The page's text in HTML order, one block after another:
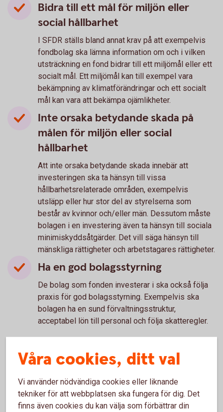
Bidra till ett mål för miljön eller
social hållbarhet
I SFDR ställs bland annat krav på att exempelvis
fondbolag ska lämna information om och i vilken
utsträckning en fond bidrar till ett miljömål eller ett
socialt mål. Ett miljömål kan till exempel vara
bekämpning av klimatförändringar och ett socialt
mål kan vara att bekämpa ojämlikheter.
Inte orsaka betydande skada på
målen för miljön eller social
hållbarhet
Att inte orsaka betydande skada innebär att
investeringen ska ta hänsyn till vissa
hållbarhetsrelaterade områden, exempelvis
utsläpp eller hur stor del av styrelserna som
består av kvinnor och/eller män. Dessutom måste
bolagen i en investering även ta hänsyn till sociala
minimiskyddsåtgärder. Det vill säga hänsyn till
mänskliga rättigheter och arbetstagares rättigheter.
Ha en god bolagsstyrning
De bolag som fonden investerar i ska också följa
praxis för god bolagsstyrning. Exempelvis ska
bolagen ha en sund förvaltningsstruktur,
acceptabel lön till personal och följa skatteregler.
Vad värnar du om?
En fond kan välja bort sådant som har negativ
påverkan exempelvis miljö och social hållbarhet. Du
Våra cookies, ditt val
Vi använder nödvändiga cookies eller liknande
tekniker för att webbplatsen ska fungera för dig. Det
finns även cookies du kan välja som förbättrar din